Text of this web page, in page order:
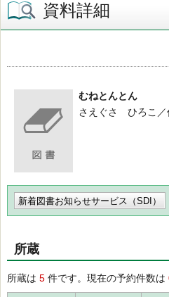
資料詳細
むねとんとん
さえぐさ ひろこ／
新着図書お知らせサービス（SDI）
所蔵
所蔵は 5 件です。現在の予約件数は